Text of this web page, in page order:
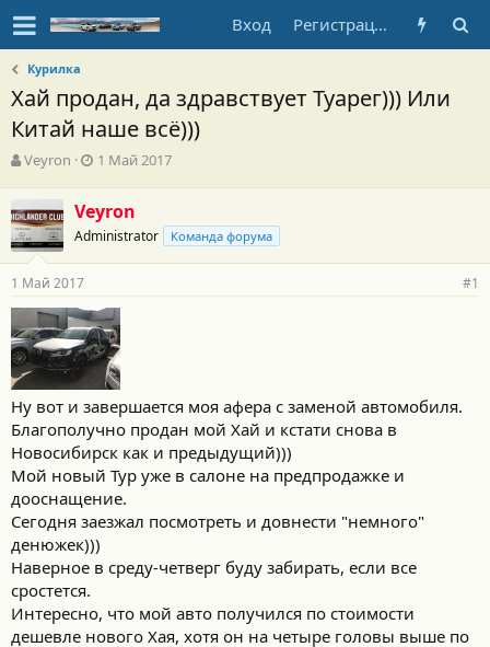
Вход Регистрация
Курилка
Хай продан, да здравствует Туарег))) Или
Китай наше всё)))
А
о
р
т
е
м
ы
Veyron
Д
а
н
а
л
а
1 Май 2017
Veyron
Administrator Команда форума
1 Май 2017 #1
Ну вот и завершается моя афера с заменой автомобиля.
Благополучно продан мой Хай и кстати снова в
Новосибирск как и предыдущий)))
Мой новый Тур уже в салоне на предпродажке и
дооснащение.
Сегодня заезжал посмотреть и довнести "немного"
денюжек)))
Наверное в среду-четверг буду забирать, если все
сростется.
Интересно, что мой авто получился по стоимости
дешевле нового Хая, хотя он на четыре головы выше по